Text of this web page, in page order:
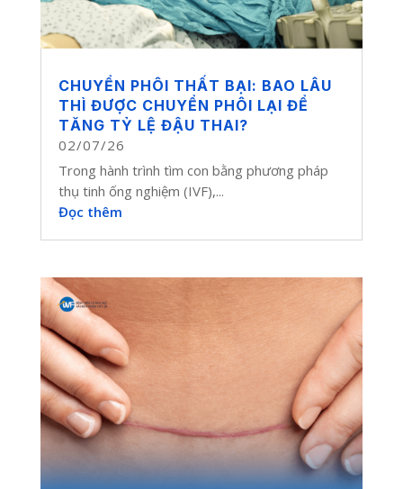
CHUYỂN PHÔI THẤT BẠI: BAO LÂU
THÌ ĐƯỢC CHUYỂN PHÔI LẠI ĐỂ
TĂNG TỶ LỆ ĐẬU THAI?
02/07/26
Trong hành trình tìm con bằng phương pháp
thụ tinh ống nghiệm (IVF),...
Đọc thêm